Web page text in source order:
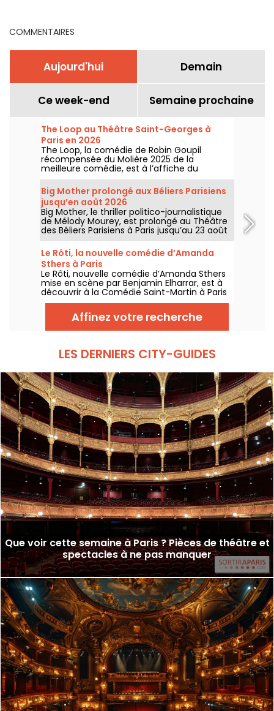
COMMENTAIRES
Aujourd'hui Demain
Ce week-end Semaine prochaine
The Loop au Théâtre Saint-Georges à
Paris en 2026
The Loop, la comédie de Robin Goupil
récompensée du Molière 2025 de la
meilleure comédie, est à l’affiche du
Théâtre Saint-Georges à Paris jusqu’au 15
novembre 2026.
Big Mother prolongé aux Béliers Parisiens
jusqu’en août 2026
Big Mother, le thriller politico-journalistique
de Mélody Mourey, est prolongé au Théâtre
des Béliers Parisiens à Paris jusqu’au 23 août
2026, avec des représentations du mardi au
dimanche.
Le Rôti, la nouvelle comédie d’Amanda
Sthers à Paris
Le Rôti, nouvelle comédie d’Amanda Sthers
mise en scène par Benjamin Elharrar, est à
découvrir à la Comédie Saint-Martin à Paris
jusqu’au 15 octobre 2026.
Affinez votre recherche
LES DERNIERS CITY-GUIDES
Que voir cette semaine à Paris ? Pièces de théâtre et
spectacles à ne pas manquer